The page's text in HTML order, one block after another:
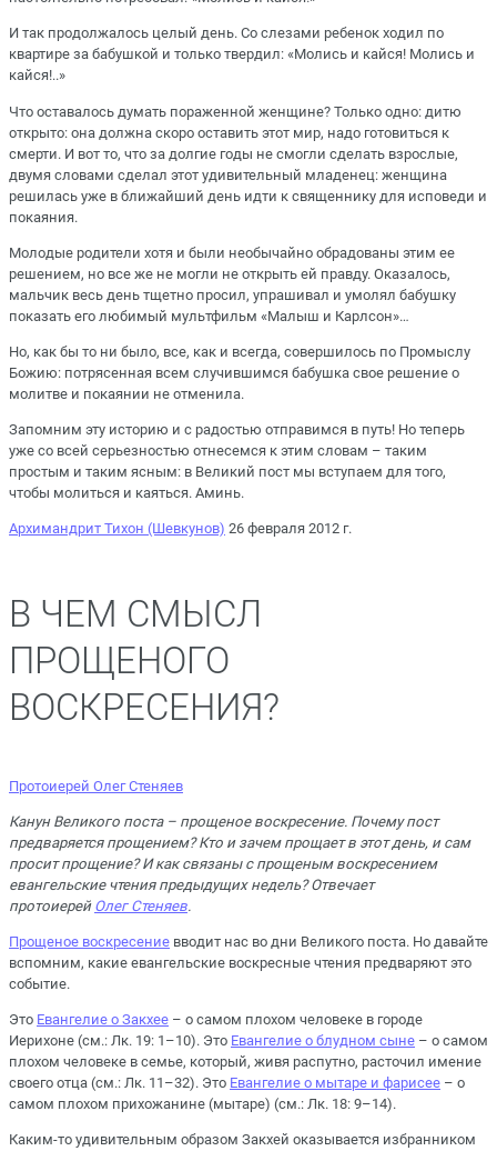
И так продолжалось целый день. Со слезами ребенок ходил по
квартире за бабушкой и только твердил: «Молись и кайся! Молись и
кайся!..»
Что оставалось думать пораженной женщине? Только одно: дитю
открыто: она должна скоро оставить этот мир, надо готовиться к
смерти. И вот то, что за долгие годы не смогли сделать взрослые,
двумя словами сделал этот удивительный младенец: женщина
решилась уже в ближайший день идти к священнику для исповеди и
покаяния.
Молодые родители хотя и были необычайно обрадованы этим ее
решением, но все же не могли не открыть ей правду. Оказалось,
мальчик весь день тщетно просил, упрашивал и умолял бабушку
показать его любимый мультфильм «Малыш и Карлсон»…
Но, как бы то ни было, все, как и всегда, совершилось по Промыслу
Божию: потрясенная всем случившимся бабушка свое решение о
молитве и покаянии не отменила.
Запомним эту историю и с радостью отправимся в путь! Но теперь
уже со всей серьезностью отнесемся к этим словам – таким
простым и таким ясным: в Великий пост мы вступаем для того,
чтобы молиться и каяться. Аминь.
Архимандрит Тихон (Шевкунов) 26 февраля 2012 г.
В ЧЕМ СМЫСЛ
ПРОЩЕНОГО
ВОСКРЕСЕНИЯ?
Протоиерей Олег Стеняев
Канун Великого поста – прощеное воскресение. Почему пост
предваряется прощением? Кто и зачем прощает в этот день, и сам
просит прощение? И как связаны с прощеным воскресением
евангельские чтения предыдущих недель? Отвечает
протоиерей Олег Стеняев.
Прощеное воскресение вводит нас во дни Великого поста. Но давайте
вспомним, какие евангельские воскресные чтения предваряют это
событие.
Это Евангелие о Закхее – о самом плохом человеке в городе
Иерихоне (см.: Лк. 19: 1–10). Это Евангелие о блудном сыне – о самом
плохом человеке в семье, который, живя распутно, расточил имение
своего отца (см.: Лк. 11–32). Это Евангелие о мытаре и фарисее – о
самом плохом прихожанине (мытаре) (см.: Лк. 18: 9–14).
Каким-то удивительным образом Закхей оказывается избранником